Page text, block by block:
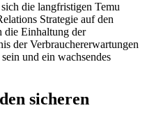
die langfristigen Temu
Strategie auf den
die Einhaltung der
der Verbrauchererwartungen
und ein wachsendes
sicheren